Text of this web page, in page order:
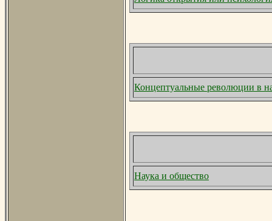
Концептуальные революции в
Наука и общество